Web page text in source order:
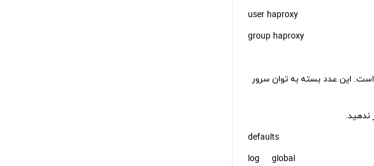
user haproxy
group haproxy
در خط مربوط به maxconn ، تعداد کانکشن‌های همزمان را مشخص کنید که به‌صورت پیش فرض عدد 2000 است. این عدد بسته به توان سرور
defaults
log global